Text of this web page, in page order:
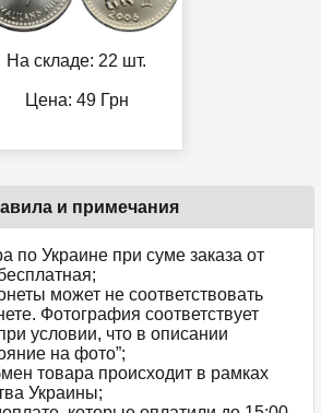
На складе: 22 шт.
Цена: 49Грн
и примечания
по Украине при суме заказа от
может не соответствовать
Фотография соответствует
условии, что в описании
на фото”;
товара происходит в рамках
Украины;